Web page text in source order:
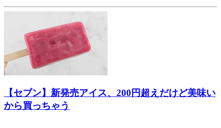
【セブン】新発売アイス、200円超えだけど美味い
から買っちゃう